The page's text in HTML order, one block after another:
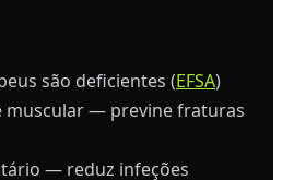
são deficientes (EFSA)
muscular — previne fraturas
— reduz infeções